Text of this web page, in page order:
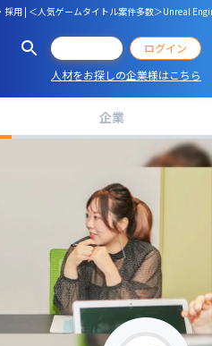
用 | ＜人気ゲームタイトル案件多数＞Unreal
ログイン
人材をお探しの企業様はこちら
企業